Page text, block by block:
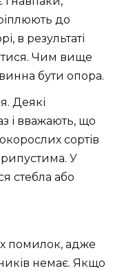
до
в результаті
Чим вище
бути опора.
Деякі
і вважають, що
сортів
У
стебла або
помилок, адже
немає. Якщо